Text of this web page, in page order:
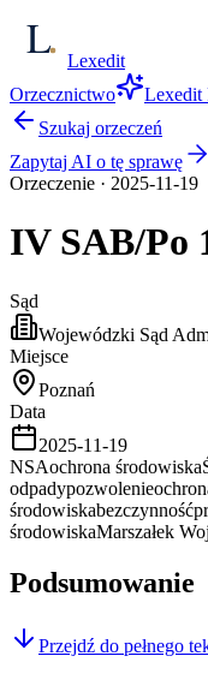
Lexedit
Orzecznictwo
Lexedit
Szukaj orzeczeń
Zapytaj AI o tę sprawę
Orzeczenie · 2025-11-19
IV SAB/Po
Sąd
Wojewódzki Sąd
Miejsce
Poznań
Data
2025-11-19
NSAochrona środowiska
odpadypozwolenie
środowiskabezczynność
środowiskaMarszałek
Podsumowanie
Przejdź do pełnego